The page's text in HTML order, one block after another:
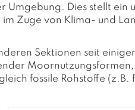
Dies stellt ein
Zuge von Klima- und
Sektionen seit
fossile Rohstoffe (z.B.